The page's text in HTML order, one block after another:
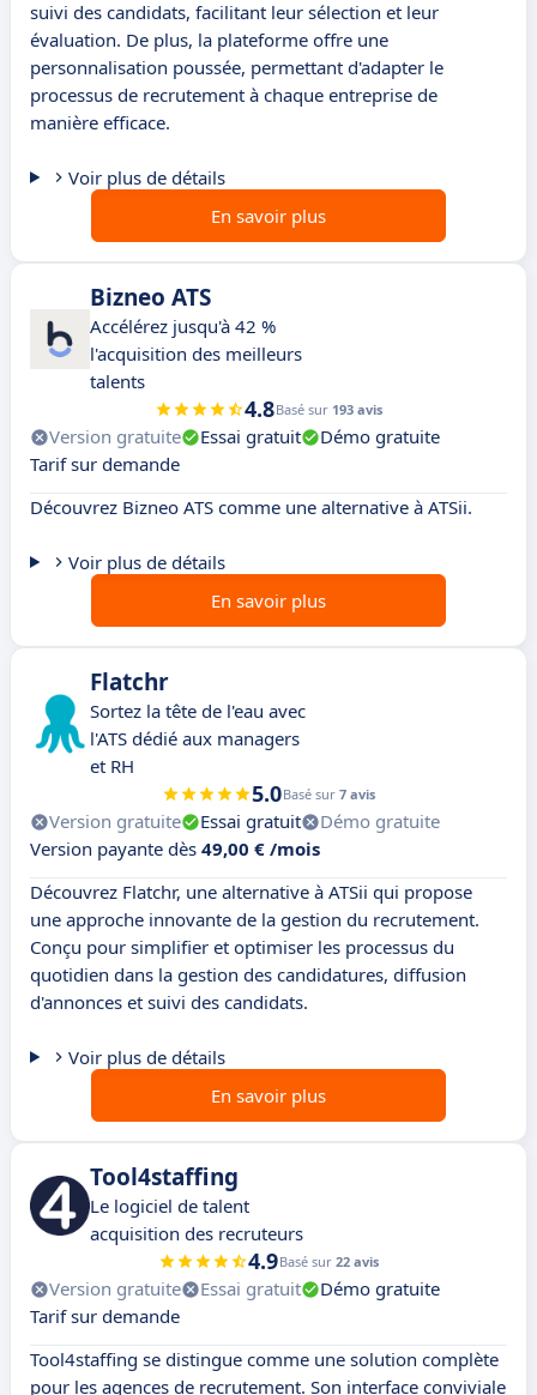
suivi des candidats, facilitant leur sélection et leur
évaluation. De plus, la plateforme offre une
personnalisation poussée, permettant d'adapter le
processus de recrutement à chaque entreprise de
manière efficace.
Voir plus de détails
En savoir plus
Bizneo ATS
Accélérez jusqu'à 42 %
l'acquisition des meilleurs
talents
4.8Basé sur 193 avis
Version gratuite Essai gratuit
Démo gratuite
Tarif sur demande
Découvrez Bizneo ATS comme une alternative à ATSii.
Voir plus de détails
En savoir plus
Flatchr
Sortez la tête de l'eau avec
l'ATS dédié aux managers
et RH
5.0Basé sur 7 avis
Version gratuite Essai gratuit
Démo gratuite
Version payante dès 49,00 € /mois
Découvrez Flatchr, une alternative à ATSii qui propose
une approche innovante de la gestion du recrutement.
Conçu pour simplifier et optimiser les processus du
quotidien dans la gestion des candidatures, diffusion
d'annonces et suivi des candidats.
Voir plus de détails
En savoir plus
Tool4staffing
Le logiciel de talent
acquisition des recruteurs
4.9Basé sur 22 avis
Version gratuite Essai gratuit
Démo gratuite
Tarif sur demande
Tool4staffing se distingue comme une solution complète
pour les agences de recrutement. Son interface conviviale